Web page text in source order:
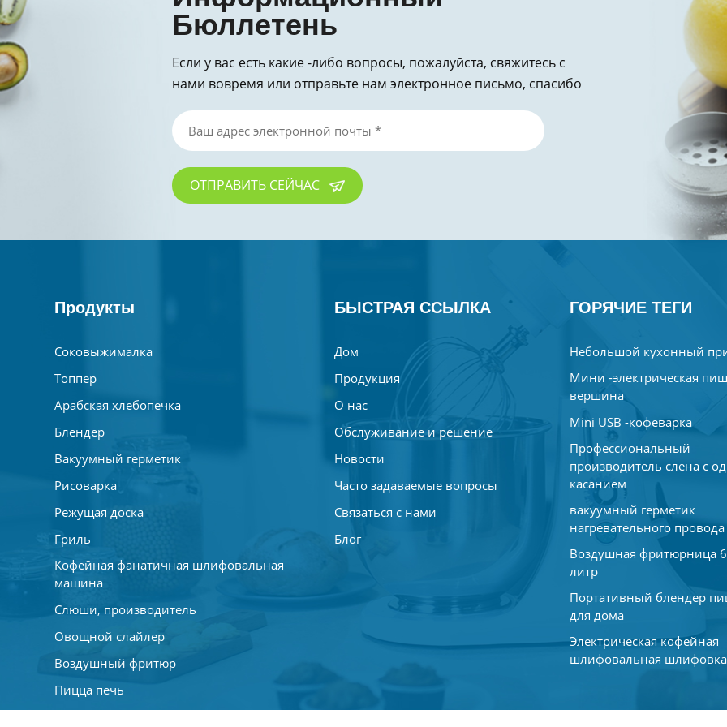
Бюллетень
Если у вас есть какие -либо вопросы, пожалуйста, свяжитесь с
нами вовремя или отправьте нам электронное письмо, спасибо
ОТПРАВИТЬ СЕЙЧАС
Продукты
Соковыжималка
Топпер
Арабская хлебопечка
Блендер
Вакуумный герметик
Рисоварка
Режущая доска
Гриль
Кофейная фанатичная шлифовальная
машина
Слюши, производитель
Овощной слайлер
Воздушный фритюр
Пицца печь
БЫСТРАЯ ССЫЛКА
Дом
Продукция
О нас
Обслуживание и решение
Новости
Часто задаваемые вопросы
Связаться с нами
Блог
ГОРЯЧИЕ ТЕГИ
Небольшой кухонный
Мини -электрическая
вершина
Mini USB -кофеварка
Профессиональный
производитель слена с
касанием
вакуумный герметик
нагревательного провода
Воздушная фритюрница
литр
Портативный блендер
для дома
Электрическая кофейная
шлифовальная шлифовка